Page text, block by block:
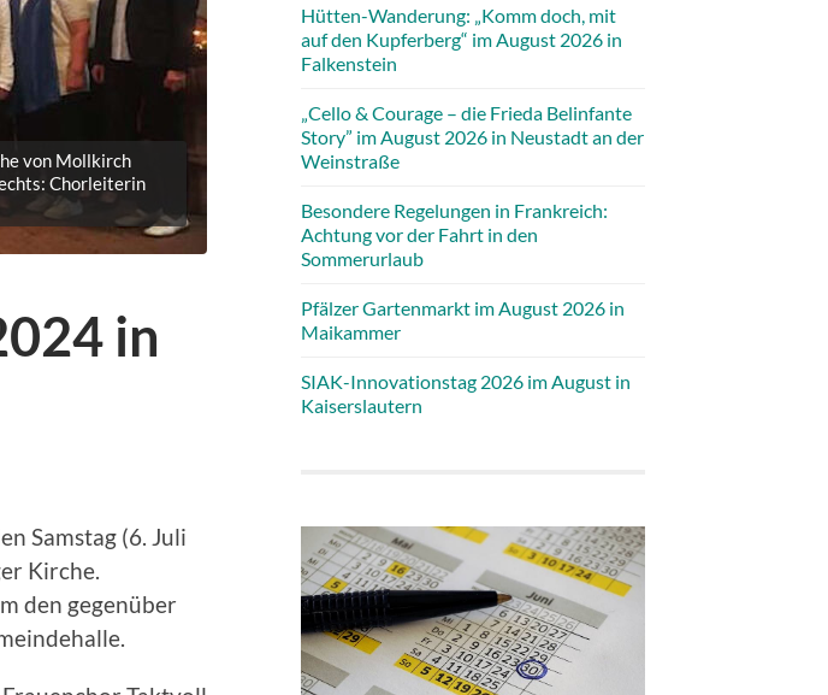
von Mollkirch
Chorleiterin
in
Samstag (6. Juli
Kirche.
den gegenüber
Hütten-Wanderung: „Komm doch, mit
auf den Kupferberg“ im August 2026 in
Falkenstein
„Cello & Courage – die Frieda Belinfante
Story” im August 2026 in Neustadt an der
Weinstraße
Besondere Regelungen in Frankreich:
Achtung vor der Fahrt in den
Sommerurlaub
Pfälzer Gartenmarkt im August 2026 in
Maikammer
SIAK-Innovationstag 2026 im August in
Kaiserslautern